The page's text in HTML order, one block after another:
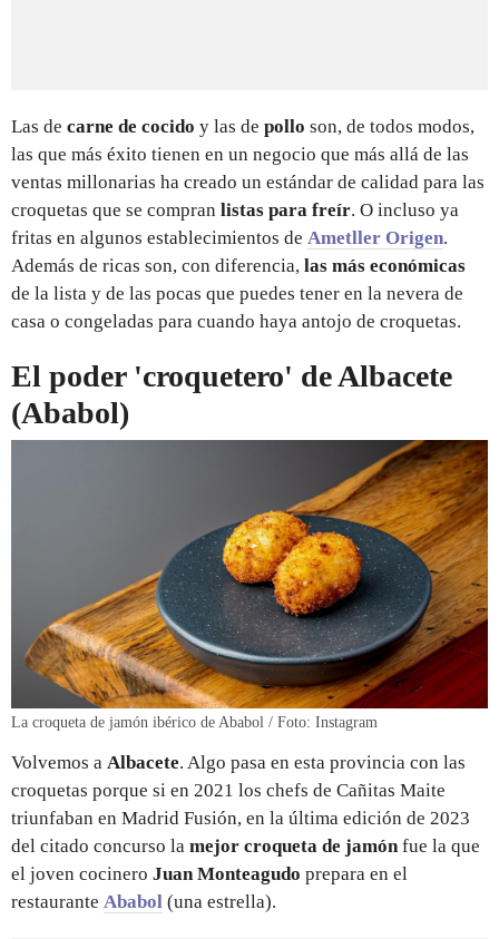
Las de carne de cocido y las de pollo son, de todos modos,
las que más éxito tienen en un negocio que más allá de las
ventas millonarias ha creado un estándar de calidad para las
croquetas que se compran listas para freír. O incluso ya
fritas en algunos establecimientos de Ametller Origen.
Además de ricas son, con diferencia, las más económicas
de la lista y de las pocas que puedes tener en la nevera de
casa o congeladas para cuando haya antojo de croquetas.
El poder 'croquetero' de Albacete
(Ababol)
La croqueta de jamón ibérico de Ababol / Foto: Instagram
Volvemos a Albacete. Algo pasa en esta provincia con las
croquetas porque si en 2021 los chefs de Cañitas Maite
triunfaban en Madrid Fusión, en la última edición de 2023
del citado concurso la mejor croqueta de jamón fue la que
el joven cocinero Juan Monteagudo prepara en el
restaurante Ababol (una estrella).